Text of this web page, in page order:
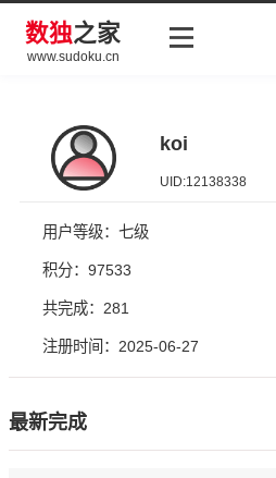
数独之家
www.sudoku.cn
koi
UID:12138338
用户等级：七级
积分：97533
共完成：281
注册时间：2025-06-27
最新完成